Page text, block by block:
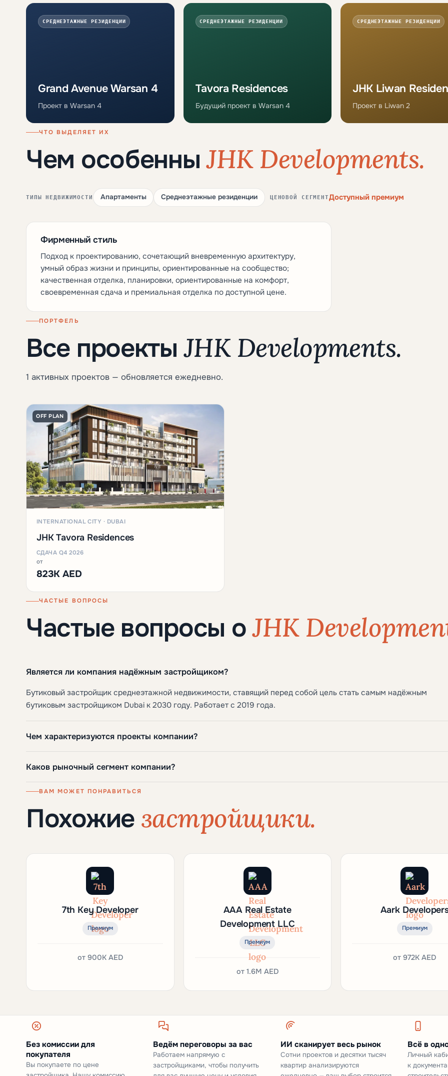
СРЕДНЕЭТАЖНЫЕ РЕЗИДЕНЦИИ
Grand Avenue Warsan 4
Проект в Warsan 4
СРЕДНЕЭТАЖНЫЕ РЕЗИДЕНЦИИ
Tavora Residences
Будущий проект в Warsan 4
СРЕДНЕЭТАЖНЫЕ РЕЗИДЕНЦИИ
JHK Liwan
Проект в Liwan 2
ЧТО ВЫДЕЛЯЕТ ИХ
Чем особенныJHK Developments.
ТИПЫ НЕДВИЖИМОСТИ Апартаменты Среднеэтажные резиденции ЦЕНОВОЙ СЕГМЕНТДоступный премиум
Фирменный стиль
Подход к проектированию, сочетающий вневременную архитектуру,
умный образ жизни и принципы, ориентированные на сообщество;
качественная отделка, планировки, ориентированные на комфорт,
своевременная сдача и премиальная отделка по доступной цене.
ПОРТФЕЛЬ
Все проектыJHK Developments.
1 активных проектов — обновляется ежедневно.
OFF PLAN
INTERNATIONAL CITY · DUBAI
JHK Tavora Residences
СДАЧА Q4 2026
от
823K AED
ЧАСТЫЕ ВОПРОСЫ
Частые вопросы оJHK
Является ли компания надёжным застройщиком?
Бутиковый застройщик среднеэтажной недвижимости, ставящий перед собой цель стать самым надёжным
бутиковым застройщиком Dubai к 2030 году. Работает с 2019 года.
Чем характеризуются проекты компании?
Каков рыночный сегмент компании?
ВАМ МОЖЕТ ПОНРАВИТЬСЯ
Похожие застройщики.
7th Key Developer
Премиум
от 900K AED
AAA Real Estate
Development LLC
Премиум
от 1.6M AED
Aark
Премиум
от972K AED
Без комиссии для
покупателя
Вы покупаете по цене
Ведём переговоры за вас
Работаем напрямую с
застройщиками, чтобы получить
ИИ сканирует весь рынок
Сотни проектов и десятки тысяч
квартир анализируются
Всё в
Личный
к